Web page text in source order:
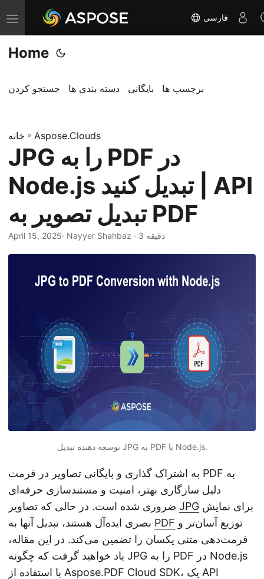
T
o
g
l
a
v
i
g
t
i
o
فارسی
Home
جستجو کردن دسته بندی ها بایگانی برچسب ها
خانه » Aspose.Clouds
JPG را به PDF در
Node.js تبدیل کنید | API
تبدیل تصویر به PDF
April 15, 2025 · Nayyer Shahbaz · 3 دقیقه
توسعه دهنده تبدیل JPG به PDF با Node.js.
به اشتراک گذاری و بایگانی تصاویر در فرمت PDF به
دلیل سازگاری بهتر، امنیت و مستندسازی حرفه‌ای
JPG
PDF
فرمت‌دهی متنی یکسان را تضمین می‌کند. در این مقاله،
یاد خواهید گرفت که چگونه JPG را به PDF در Node.js
با استفاده از Aspose.PDF Cloud SDK، یک API